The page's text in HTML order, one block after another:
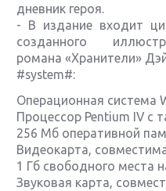
дневник героя.
- В издание входит
созданного
романа «Хранители»
#system#:
Операционная система
Процессор Pentium IV с
256 Мб оперативной
Видеокарта,
1 Гб свободного места
Звуковая карта,